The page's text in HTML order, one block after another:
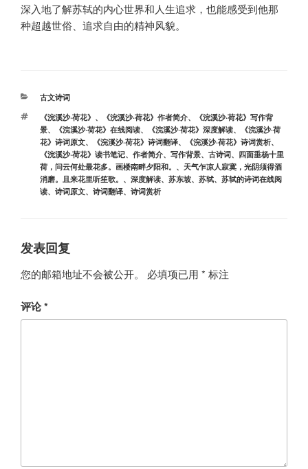
深入地了解苏轼的内心世界和人生追求，也能感受到他那
种超越世俗、追求自由的精神风貌。
分
古文诗词
标
签
《浣溪沙·荷花》 、 《浣溪沙·荷花》作者简介、
《浣溪沙·荷花》写作背
景、 《浣溪沙·荷花》在线阅读、 《浣溪沙·荷花》深度解读、
《浣溪沙·荷
花》诗词原文、 《浣溪沙·荷花》诗词翻译、 《浣溪沙·荷花》诗词赏析、
《浣溪沙·荷花》读书笔记、 作者简介、 写作背景、 古诗词、 四面垂杨十里
荷，问云何处最花多。画楼南畔夕阳和。 、 天气乍凉人寂寞，光阴须得酒
消磨。且来花里听笙歌。 、 深度解读、 苏东坡、 苏轼、 苏轼的诗词在线阅
读、 诗词原文、 诗词翻译、 诗词赏析
发表回复
您的邮箱地址不会被公开。 必填项已用 * 标注
评论*